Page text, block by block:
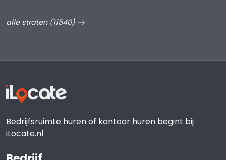
alle straten (11540)
Bedrijfsruimte huren of kantoor huren begint bij
iLocate.nl